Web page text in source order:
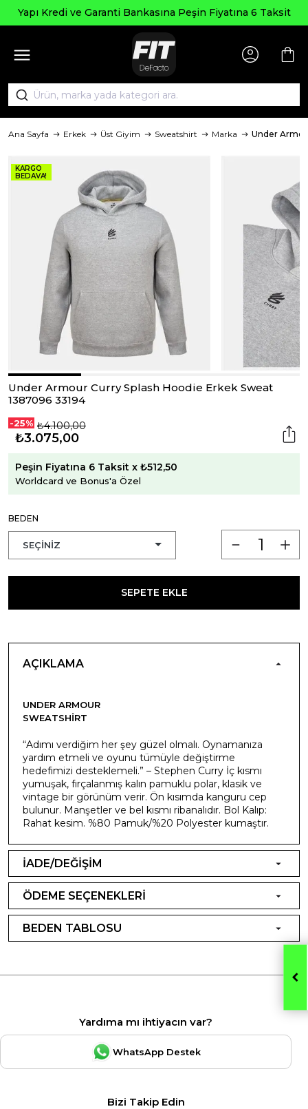
Yapı Kredi ve Garanti Bankasına Peşin Fiyatına 6 Taksit
Ana Sayfa Erkek Üst Giyim Sweatshirt Marka Under
KARGO
BEDAVA!
Under Armour Curry Splash Hoodie Erkek Sweat
1387096 33194
-25% ₺4.100,00
₺3.075,00
Peşin Fiyatına 6 Taksit x ₺512,50
Worldcard ve Bonus'a Özel
BEDEN
SEPETE EKLE
AÇIKLAMA
UNDER ARMOUR
SWEATSHIRT
“Adımı verdiğim her şey güzel olmalı. Oynamanıza
yardım etmeli ve oyunu tümüyle değiştirme
hedefimizi desteklemeli.” – Stephen Curry İç kısmı
yumuşak, fırçalanmış kalın pamuklu polar, klasik ve
vintage bir görünüm verir. Ön kısımda kanguru cep
bulunur. Manşetler ve bel kısmı ribanalıdır. Bol Kalıp:
Rahat kesim. %80 Pamuk/%20 Polyester kumaştır.
İADE/DEĞİŞİM
ÖDEME SEÇENEKLERİ
BEDEN TABLOSU
Yardıma mı ihtiyacın var?
WhatsApp Destek
Bizi Takip Edin